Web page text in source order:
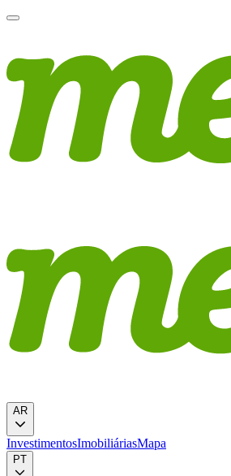
AR
InvestimentosImobiliáriasMapa
PT